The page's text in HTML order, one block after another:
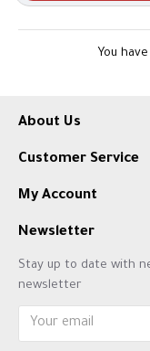
You
About Us
Customer Service
My Account
Newsletter
Stay up to date with
newsletter